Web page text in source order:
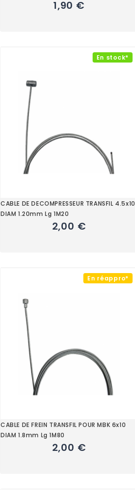
1,90 €
En stock*
CABLE DE DECOMPRESSEUR TRANSFIL 4.5x10
DIAM 1.20mm Lg 1M20
2,00 €
En réappro*
CABLE DE FREIN TRANSFIL POUR MBK 6x10
DIAM 1.8mm Lg 1M80
2,00 €